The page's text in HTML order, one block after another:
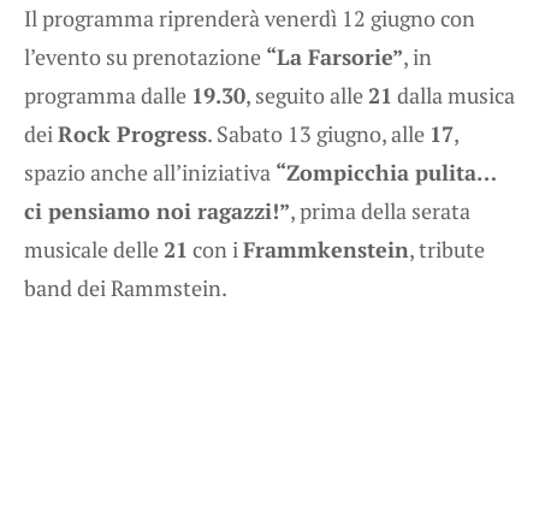
Il programma riprenderà venerdì 12 giugno con
l’evento su prenotazione “La Farsorie”, in
programma dalle 19.30, seguito alle21 dalla musica
deiRock Progress. Sabato 13 giugno, alle 17,
spazio anche all’iniziativa “Zompicchia pulita…
ci pensiamo noi ragazzi!”, prima della serata
musicale delle21 con iFrammkenstein, tribute
band dei Rammstein.